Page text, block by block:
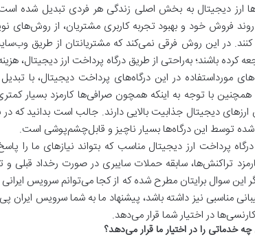
ارز دیجیتال به بخش اصلی زندگی هر فردی تبدیل شده
فروش خود و بهبود تجربه کاربری مشتریان، از روش‌های
کنند. در این روش فرقی نمی‌کند که مشتریانتان از طریق
کرده باشند؛ به‌راحتی از طریق درگاه‌ پرداخت ارز دیجیتال،
مورداستفاده در این درگاه‌های پرداخت دیجیتال، با
با توجه ‌به اینکه همچون صرافی‌ها کارمزد بسیار
ارزهای دیجیتال جذابیت بالایی دارند. جالب است بدانید که
توسط این درگاه‌ها بسیار ناچیز و قابل‌چشم‌پوشی است.
پرداخت ارز دیجیتال مناسب که بتواند نیازهای ما را
تراکنش‌ها، سابقه حملات سایبری در صورت رخداد قبلی و
این سوال برایتان مطرح شده که از کجا می‌توانم سرویس ایرانی
مناسبی نیز داشته باشد، پیشنهاد ما به شما سرویس ایران
کارنسی‌ها در اختیار شما قرار می‌دهد.
چه خدماتی را در اختیار ما قرار می‌دهد؟